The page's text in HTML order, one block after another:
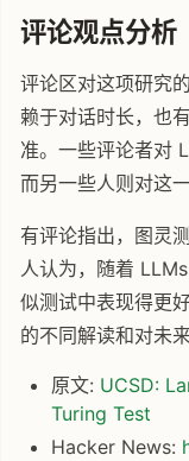
评论观点分析
评论区对这项研究
赖于对话时长，也
准。一些评论者对
而另一些人则对这
有评论指出，图灵
人认为，随着
似测试中表现得更
的不同解读和对未
原文: UCSD:
Turing Test
Hacker News: